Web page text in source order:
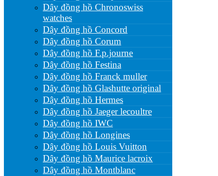
Dây đồng hồ Chronoswiss
watches
Dây đồng hồ Concord
Dây đồng hồ Corum
Dây đồng hồ F.p.journe
Dây đồng hồ Festina
Dây đồng hồ Franck muller
Dây đồng hồ Glashutte original
Dây đồng hồ Hermes
Dây đồng hồ Jaeger lecoultre
Dây đồng hồ IWC
Dây đồng hồ Longines
Dây đồng hồ Louis Vuitton
Dây đồng hồ Maurice lacroix
Dây đồng hồ Montblanc